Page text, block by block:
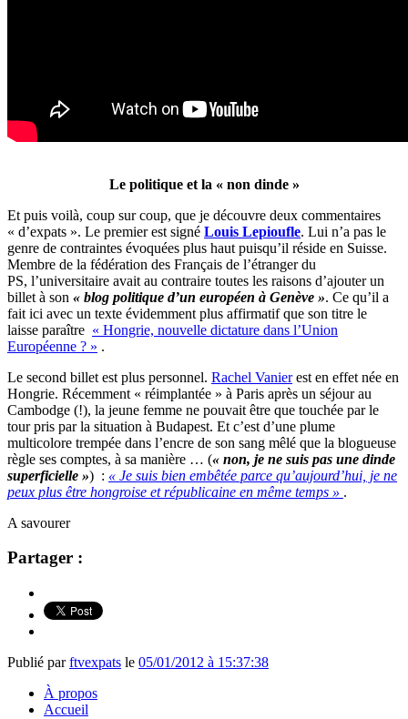
Le politique et la « non dinde »
Et puis voilà, coup sur coup, que je découvre deux commentaires
« d’expats ». Le premier est signé Louis Lepioufle. Lui n’a pas le
genre de contraintes évoquées plus haut puisqu’il réside en Suisse.
Membre de la fédération des Français de l’étranger du
PS, l’universitaire avait au contraire toutes les raisons d’ajouter un
billet à son « blog politique d’un européen à Genève ». Ce qu’il a
fait ici avec un texte évidemment plus affirmatif que son titre le
laisse paraître « Hongrie, nouvelle dictature dans l’Union
Européenne ? » .
Le second billet est plus personnel. Rachel Vanierest en effet née en
Hongrie. Récemment « réimplantée » à Paris après un séjour au
Cambodge (!), la jeune femme ne pouvait être que touchée par le
tour pris par la situation à Budapest. Et c’est d’une plume
multicolore trempée dans l’encre de son sang mêlé que la blogueuse
règle ses comptes, à sa manière … (« non, je ne suis pas une dinde
superficielle ») : « Je suis bien embêtée parce qu’aujourd’hui, je ne
peux plus être hongroise et républicaine en même temps » .
A savourer
Partager :
Publié parftvexpats le 05/01/2012 à 15:37:38
À propos
Accueil